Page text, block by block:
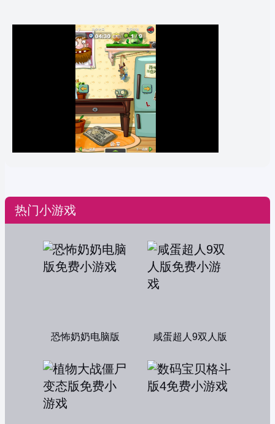
热门小游戏
恐怖奶奶电脑版 咸蛋超人9双人版